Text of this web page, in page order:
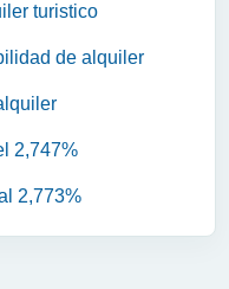
turistico
de alquiler
2,747%
2,773%